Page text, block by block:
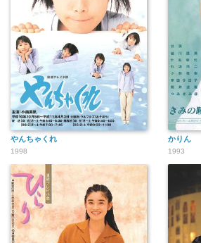
やんちゃくれ
1998
かりん
1993